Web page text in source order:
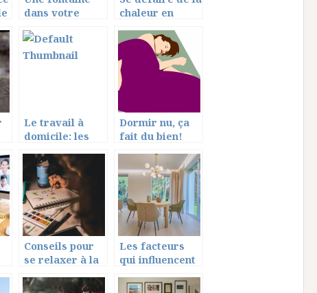
dans votre
pensez-vous?
chaleur en
estivale, un
vrai défi au
quotidien
Le travail à
domicile: les
l’employeur
Dormir nu, ça
fait du bien!
Conseils pour
se relaxer à la
Les facteurs
qui influencent
bien immobilier